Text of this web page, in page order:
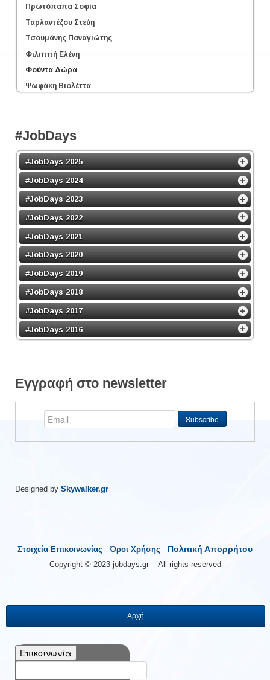
Πρωτόπαπα Σοφία
Ταρλαντέζου Στεύη
Τσουμάνης Παναγιώτης
Φιλιππή Ελένη
Φούντα Δώρα
Ψωφάκη Βιολέττα
#JobDays
#JobDays 2025
#JobDays 2024
#JobDays 2023
#JobDays 2022
#JobDays 2021
#JobDays 2020
#JobDays 2019
#JobDays 2018
#JobDays 2017
#JobDays 2016
Εγγραφή στο newsletter
Designed by Skywalker.gr
Στοιχεία Επικοινωνίας -Όροι Χρήσης - Πολιτική Απορρήτου
Copyright © 2023 jobdays.gr -- All rights reserved
Αρχή